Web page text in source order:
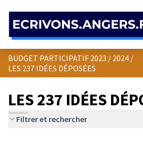
BUDGET PARTICIPATIF 2023 / 2024 /
LES 237 IDÉES DÉPOSÉES
LES 237 IDÉES
Filtrer et rechercher